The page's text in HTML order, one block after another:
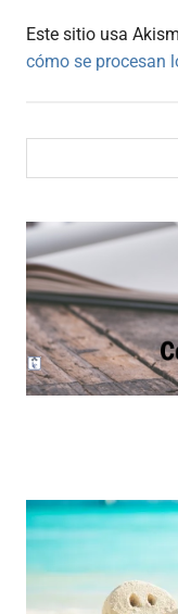
Este sitio usa
cómo se procesan